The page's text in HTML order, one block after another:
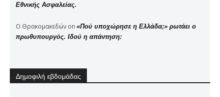
Εθνικής Ασφαλείας.
Ο Θρακομακεδών on «Πού υποχώρησε η Ελλάδα;» ρωτάει ο
πρωθυπουργός. Ιδού η απάντηση:
Δημοφιλή εβδομάδας